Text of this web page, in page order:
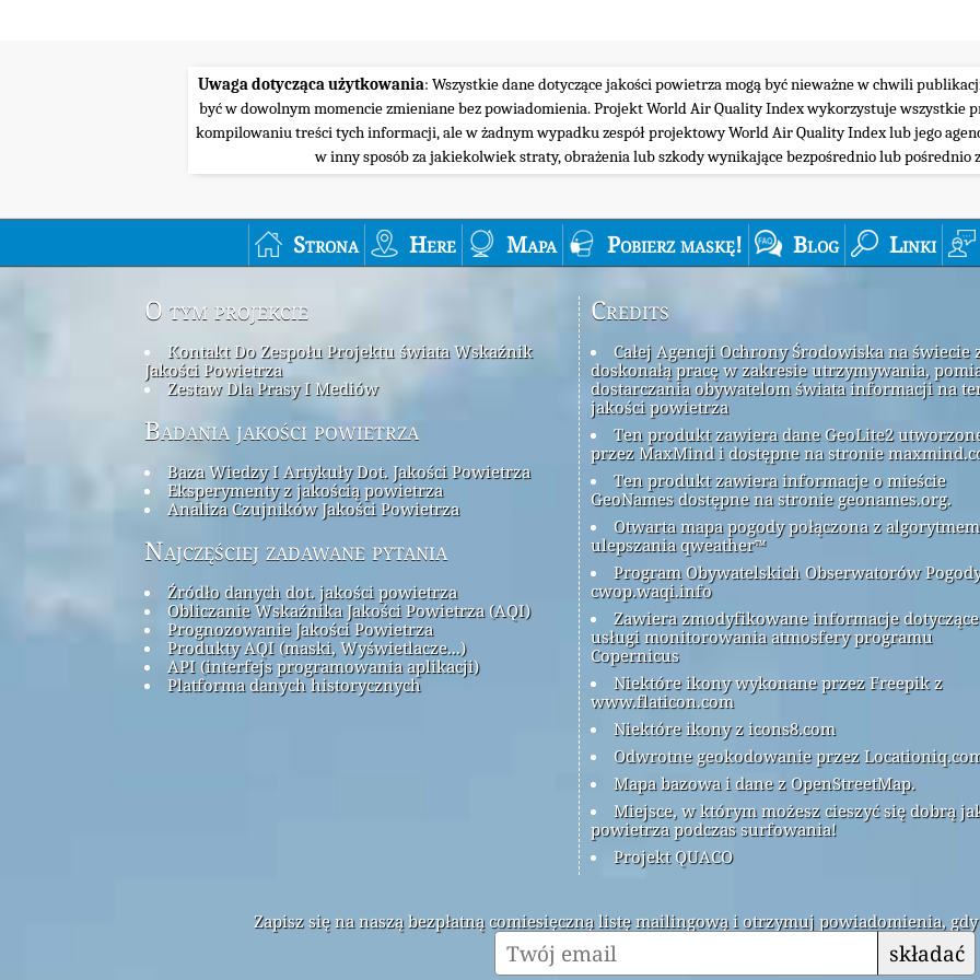
Uwaga dotycząca użytkowania: Wszystkie dane dotyczące jakości powietrza mogą być nieważne w chwili
być w dowolnym momencie zmieniane bez powiadomienia. Projekt World Air Quality Index wykorzystuje wszystkie
kompilowaniu treści tych informacji, ale w żadnym wypadku zespół projektowy World Air Quality Index lub jego
w inny sposób za jakiekolwiek straty, obrażenia lub szkody wynikające bezpośrednio lub pośrednio
Strona Here Mapa Pobierz maskę! Blog Linki
O tym projekcie
Kontakt Do Zespołu Projektu świata Wskaźnik
Jakości Powietrza
Zestaw Dla Prasy I Mediów
Badania jakości powietrza
Baza Wiedzy I Artykuły Dot. Jakości Powietrza
Eksperymenty z jakością powietrza
Analiza Czujników Jakości Powietrza
Najczęściej zadawane pytania
Źródło danych dot. jakości powietrza
Obliczanie Wskaźnika Jakości Powietrza (AQI)
Prognozowanie Jakości Powietrza
Produkty AQI (maski, Wyświetlacze...)
API (interfejs programowania aplikacji)
Platforma danych historycznych
Credits
Całej Agencji Ochrony Środowiska na świecie
doskonałą pracę w zakresie utrzymywania,
dostarczania obywatelom świata informacji na
jakości powietrza
Ten produkt zawiera dane GeoLite2
przez MaxMind i dostępne na stronie
Ten produkt zawiera informacje o mieście
GeoNames dostępne na stronie geonames.org.
Otwarta mapa pogody połączona z algorytmem
ulepszania qweather™
Program Obywatelskich Obserwatorów
cwop.waqi.info
Zawiera zmodyfikowane informacje dotyczące
usługi monitorowania atmosfery programu
Copernicus
Niektóre ikony wykonane przez Freepik z
www.flaticon.com
Niektóre ikony z icons8.com
Odwrotne geokodowanie przez
Mapa bazowa i dane z OpenStreetMap.
Miejsce, w którym możesz cieszyć się dobrą
powietrza podczas surfowania!
Projekt QUACO
Zapisz się na naszą bezpłatną comiesięczną listę mailingową i otrzymuj powiadomienia,
składać